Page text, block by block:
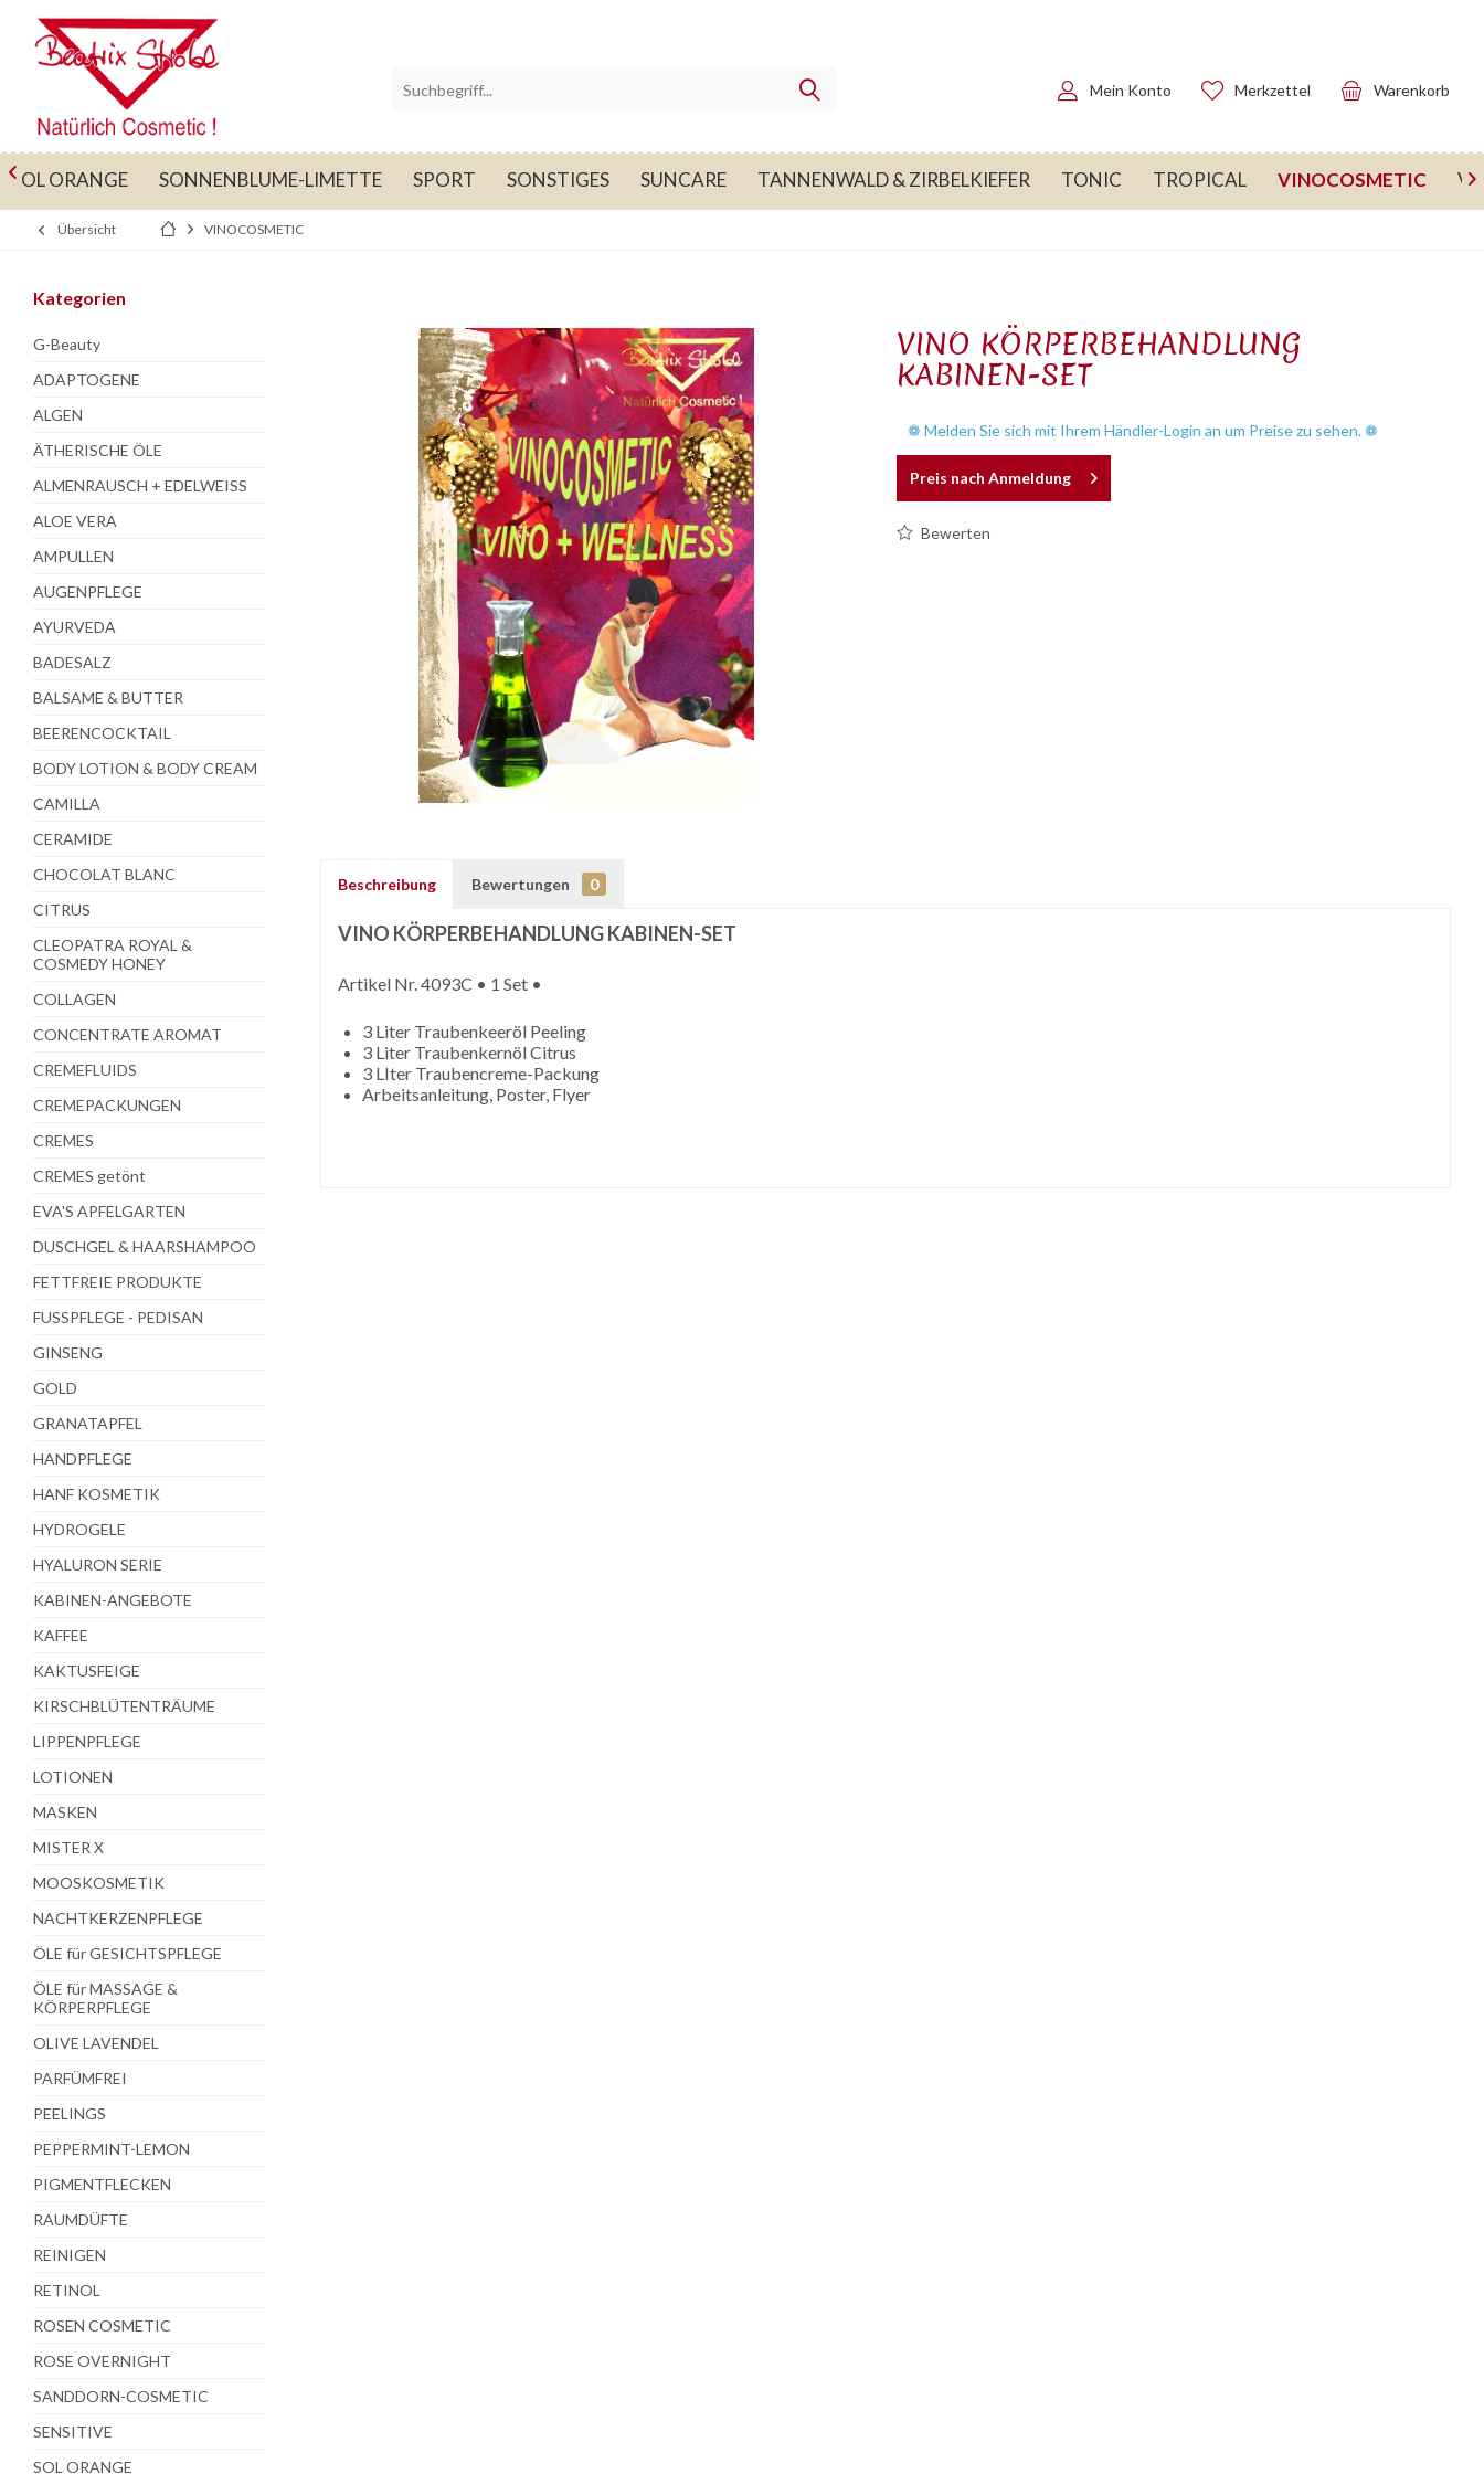
Warenkorb
Merkzettel
Mein Konto
SOL ORANGE SONNENBLUME-LIMETTE SPORT SONSTIGES SUNCARE TANNENWALD & ZIRBELKIEFER TONIC TROPICAL VINOCOSMETIC
 
Übersicht VINOCOSMETIC
Kategorien
G-Beauty
ADAPTOGENE
ALGEN
ÄTHERISCHE ÖLE
ALMENRAUSCH + EDELWEISS
ALOE VERA
AMPULLEN
AUGENPFLEGE
AYURVEDA
BADESALZ
BALSAME & BUTTER
BEERENCOCKTAIL
BODY LOTION & BODY CREAM
CAMILLA
CERAMIDE
CHOCOLAT BLANC
CITRUS
CLEOPATRA ROYAL &
COSMEDY HONEY
COLLAGEN
CONCENTRATE AROMAT
CREMEFLUIDS
CREMEPACKUNGEN
CREMES
CREMES getönt
EVA'S APFELGARTEN
DUSCHGEL & HAARSHAMPOO
FETTFREIE PRODUKTE
FUSSPFLEGE - PEDISAN
GINSENG
GOLD
GRANATAPFEL
HANDPFLEGE
HANF KOSMETIK
HYDROGELE
HYALURON SERIE
KABINEN-ANGEBOTE
KAFFEE
KAKTUSFEIGE
KIRSCHBLÜTENTRÄUME
LIPPENPFLEGE
LOTIONEN
MASKEN
MISTER X
MOOSKOSMETIK
NACHTKERZENPFLEGE
ÖLE für GESICHTSPFLEGE
ÖLE für MASSAGE &
KÖRPERPFLEGE
OLIVE LAVENDEL
PARFÜMFREI
PEELINGS
PEPPERMINT-LEMON
PIGMENTFLECKEN
RAUMDÜFTE
REINIGEN
RETINOL
ROSEN COSMETIC
ROSE OVERNIGHT
SANDDORN-COSMETIC
SENSITIVE
SOL ORANGE
VINO KÖRPERBEHANDLUNG
KABINEN-SET
❁ Melden Sie sich mit Ihrem Händler-Login an um Preise zu sehen. ❁
Preis nach Anmeldung
Bewerten
Beschreibung Bewertungen 0
VINO KÖRPERBEHANDLUNG KABINEN-SET
Artikel Nr. 4093C • 1 Set •
3 Liter Traubenkeeröl Peeling
3 Liter Traubenkernöl Citrus
3 LIter Traubencreme-Packung
Arbeitsanleitung, Poster, Flyer